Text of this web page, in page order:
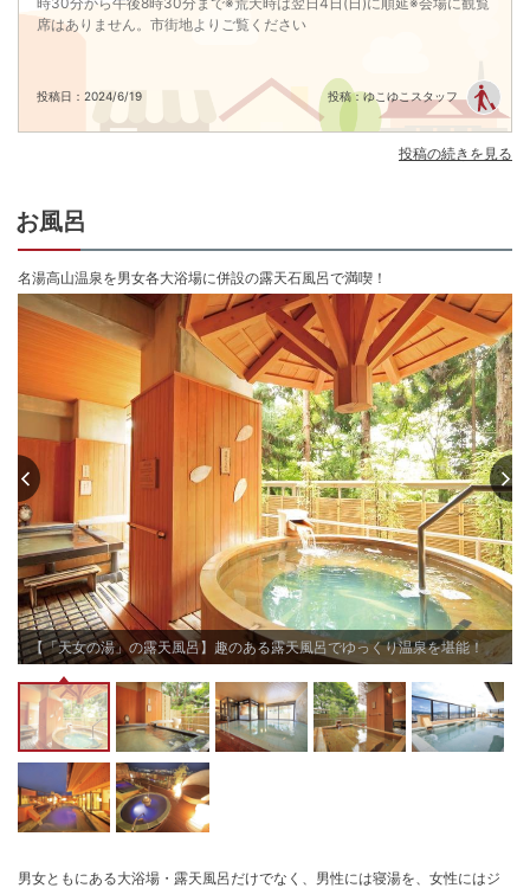
席はありません。市街地よりご覧ください
投稿日：2024/6/19 投稿：ゆこゆこスタッフ
投稿の続きを見る
お風呂
名湯高山温泉を男女各大浴場に併設の露天石風呂で満喫！
【「天女の湯」の露天風呂】趣のある露天風呂でゆっくり温泉を堪能！
男女ともにある大浴場・露天風呂だけでなく、男性には寝湯を、女性にはジ